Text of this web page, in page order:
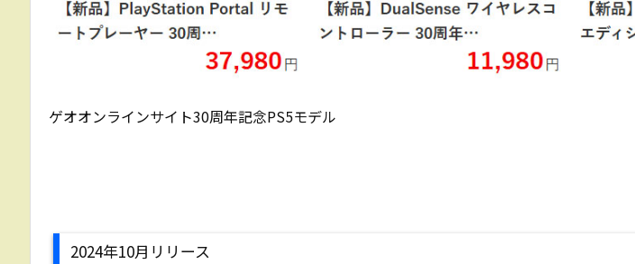
ゲオオンラインサイト30周年記念PS5モデル
2024年10月リリース